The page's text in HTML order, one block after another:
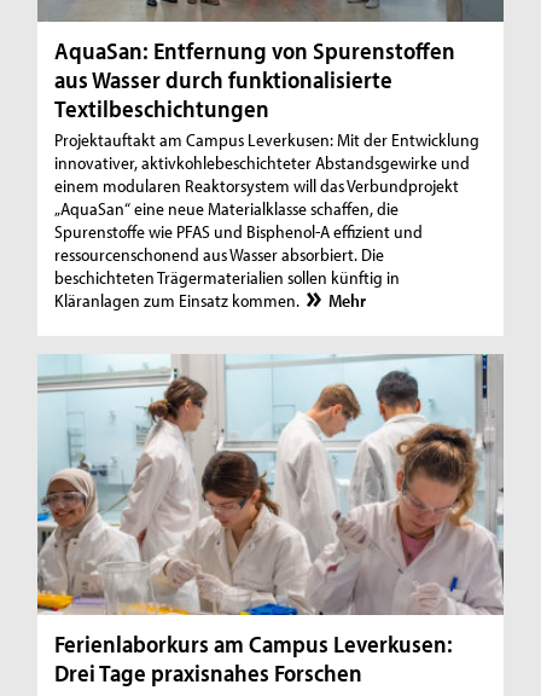
AquaSan: Entfernung von Spurenstoffen
aus Wasser durch funktionalisierte
Textilbeschichtungen
Projektauftakt am Campus Leverkusen: Mit der Entwicklung
innovativer, aktivkohlebeschichteter Abstandsgewirke und
einem modularen Reaktorsystem will das Verbundprojekt
„AquaSan“ eine neue Materialklasse schaffen, die
Spurenstoffe wie PFAS und Bisphenol-A effizient und
ressourcenschonend aus Wasser absorbiert. Die
beschichteten Trägermaterialien sollen künftig in
Kläranlagen zum Einsatz kommen.
Mehr
Ferienlaborkurs am Campus Leverkusen:
Drei Tage praxisnahes Forschen